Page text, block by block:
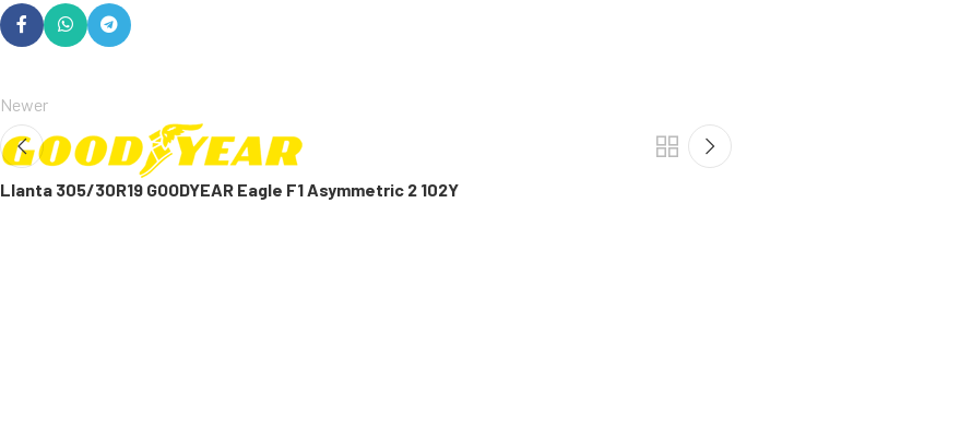
Newer
Llanta 305/30R19 GOODYEAR Eagle F1 Asymmetric 2 102Y